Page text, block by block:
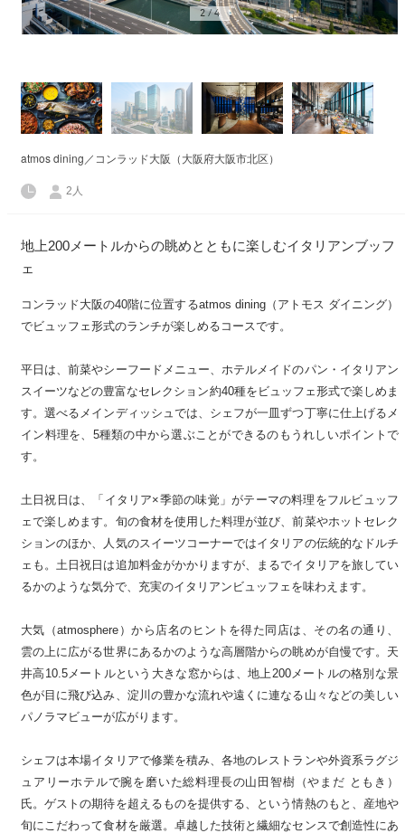
2/4
atmos dining／コンラッド大阪（大阪府大阪市北区）
2人
地上200メートルからの眺めとともに楽しむイタリアンブッフ
ェ
コンラッド大阪の40階に位置するatmos dining（アトモス ダイニング）
でビュッフェ形式のランチが楽しめるコースです。
平日は、前菜やシーフードメニュー、ホテルメイドのパン・イタリアン
スイーツなどの豊富なセレクション約40種をビュッフェ形式で楽しめま
す。選べるメインディッシュでは、シェフが一皿ずつ丁寧に仕上げるメ
イン料理を、5種類の中から選ぶことができるのもうれしいポイントで
す。
土日祝日は、「イタリア×季節の味覚」がテーマの料理をフルビュッフ
ェで楽しめます。旬の食材を使用した料理が並び、前菜やホットセレク
ションのほか、人気のスイーツコーナーではイタリアの伝統的なドルチ
ェも。土日祝日は追加料金がかかりますが、まるでイタリアを旅してい
るかのような気分で、充実のイタリアンビュッフェを味わえます。
大気（atmosphere）から店名のヒントを得た同店は、その名の通り、
雲の上に広がる世界にあるかのような高層階からの眺めが自慢です。天
井高10.5メートルという大きな窓からは、地上200メートルの格別な景
色が目に飛び込み、淀川の豊かな流れや遠くに連なる山々などの美しい
パノラマビューが広がります。
シェフは本場イタリアで修業を積み、各地のレストランや外資系ラグジ
ュアリーホテルで腕を磨いた総料理長の山田智樹（やまだ ともき）
氏。ゲストの期待を超えるものを提供する、という情熱のもと、産地や
旬にこだわって食材を厳選。卓越した技術と繊細なセンスで創造性にあ